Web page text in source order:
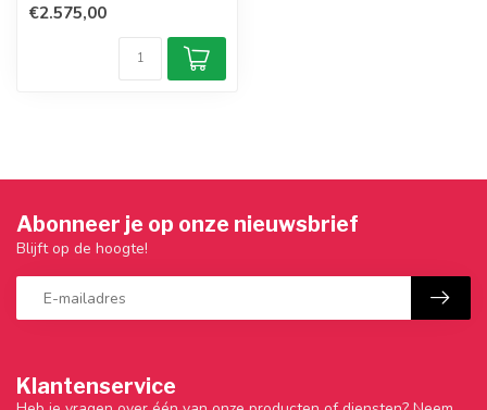
€2.575,00
Klantenservice
Abonneer je op onze nieuwsbrief
Blijft op de hoogte!